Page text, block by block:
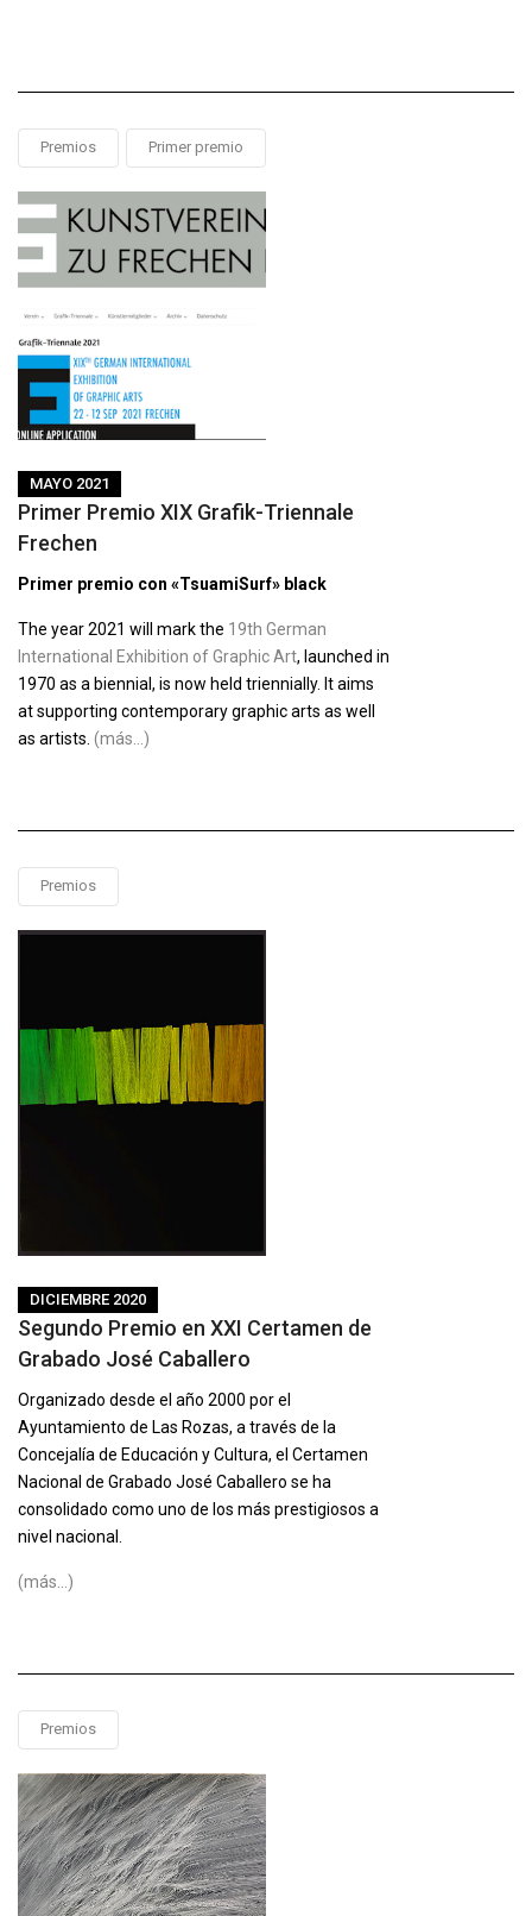
Premios Primer premio
MAYO 2021
Primer Premio XIX Grafik-Triennale
Frechen
Primer premio con «TsuamiSurf» black
The year 2021 will mark the 19th German
International Exhibition of Graphic Art, launched in
1970 as a biennial, is now held triennially. It aims
at supporting contemporary graphic arts as well
as artists. (más…)
Premios
DICIEMBRE 2020
Segundo Premio en XXI Certamen de
Grabado José Caballero
Organizado desde el año 2000 por el
Ayuntamiento de Las Rozas, a través de la
Concejalía de Educación y Cultura, el Certamen
Nacional de Grabado José Caballero se ha
consolidado como uno de los más prestigiosos a
nivel nacional.
(más…)
Premios